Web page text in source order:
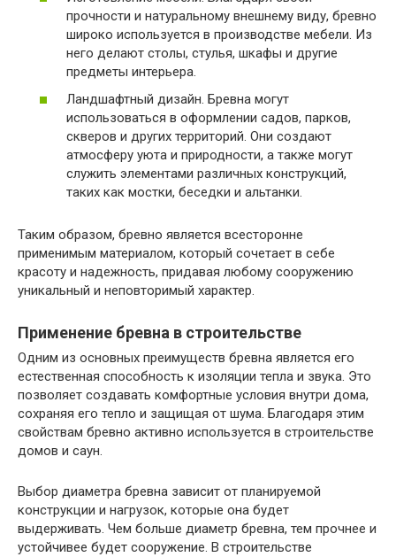
прочности и натуральному внешнему виду, бревно
широко используется в производстве мебели. Из
него делают столы, стулья, шкафы и другие
предметы интерьера.
Ландшафтный дизайн. Бревна могут
использоваться в оформлении садов, парков,
скверов и других территорий. Они создают
атмосферу уюта и природности, а также могут
служить элементами различных конструкций,
таких как мостки, беседки и альтанки.
Таким образом, бревно является всесторонне
применимым материалом, который сочетает в себе
красоту и надежность, придавая любому сооружению
уникальный и неповторимый характер.
Применение бревна в строительстве
Одним из основных преимуществ бревна является его
естественная способность к изоляции тепла и звука. Это
позволяет создавать комфортные условия внутри дома,
сохраняя его тепло и защищая от шума. Благодаря этим
свойствам бревно активно используется в строительстве
домов и саун.
Выбор диаметра бревна зависит от планируемой
конструкции и нагрузок, которые она будет
выдерживать. Чем больше диаметр бревна, тем прочнее и
устойчивее будет сооружение. В строительстве